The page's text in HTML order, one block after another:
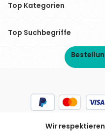
Top Kategorien
Top Suchbegriffe
Wir